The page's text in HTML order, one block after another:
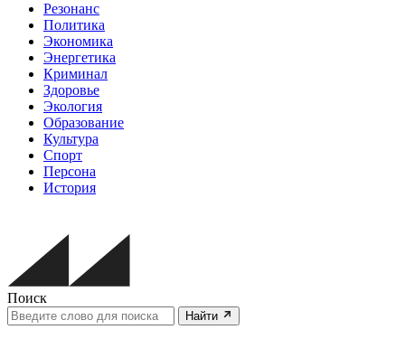
Резонанс
Политика
Экономика
Энергетика
Криминал
Здоровье
Экология
Образование
Культура
Спорт
Персона
История
Поиск
Найти